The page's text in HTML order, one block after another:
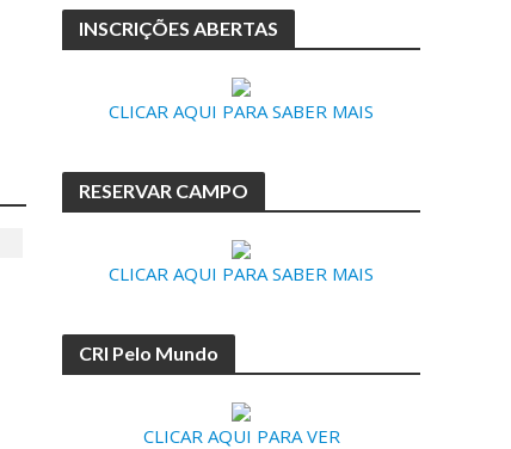
INSCRIÇÕES ABERTAS
CLICAR AQUI PARA SABER MAIS
RESERVAR CAMPO
CLICAR AQUI PARA SABER MAIS
CRI Pelo Mundo
CLICAR AQUI PARA VER